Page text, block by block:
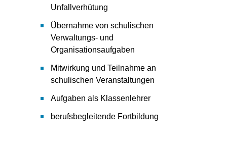
Unfallverhütung
Übernahme von schulischen
Verwaltungs- und
Organisationsaufgaben
Mitwirkung und Teilnahme an
schulischen Veranstaltungen
Aufgaben als Klassenlehrer
berufsbegleitende Fortbildung